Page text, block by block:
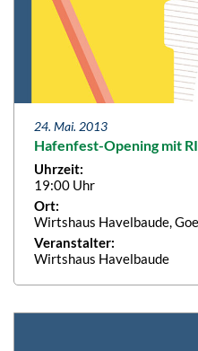
24. Mai. 2013
Hafenfest-Opening mit
Uhrzeit:
19:00 Uhr
Ort:
Wirtshaus Havelbaude,
Veranstalter:
Wirtshaus Havelbaude